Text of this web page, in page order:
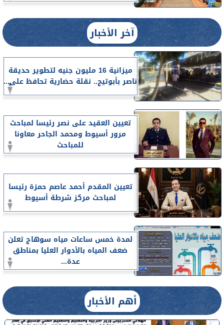
آخر الأخبار
ميزانية 16 مليون جنيه لتطوير حديقة
ناصر بأبوتيج.. نقلة حضارية تحافظ على...
تعيين العقيد على نصر رئيسا لمباحث
مرور أسيوط ومحمد الجاحر معاونا
للمباحث
تعيين المقدم أحمد عاصم حمزة رئيسا
لمباحث مركز شرطة أسيوط
لمدة خمس ساعات مياه سوهاج تعلن
ضعف المياه بالأدوار العليا بمناطق
عدة...
أهم الأخبار